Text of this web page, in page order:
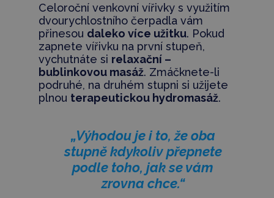
Celoroční venkovní vířivky s využitím
dvourychlostního čerpadla vám
přinesou daleko více užitku. Pokud
zapnete vířivku na první stupeň,
vychutnáte si relaxační –
bublinkovou masáž. Zmáčknete-li
podruhé, na druhém stupni si užijete
plnou terapeutickou hydromasáž.
„Výhodou je i to, že oba
stupně kdykoliv přepnete
podle toho, jak se vám
zrovna chce.“